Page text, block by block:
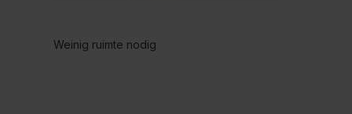
Weinig ruimte nodig